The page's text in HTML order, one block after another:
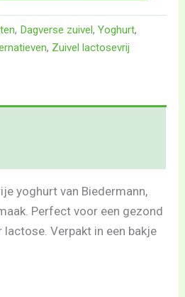
, Dagverse zuivel,Yoghurt,
, Zuivel lactosevrij
yoghurt van Biedermann,
Perfect voor een gezond
Verpakt in een bakje